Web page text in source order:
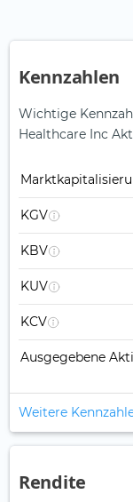
Kennzahlen
Wichtige
Healthcare Inc
KGV
KBV
KUV
KCV
Ausgegebene
Weitere
Rendite